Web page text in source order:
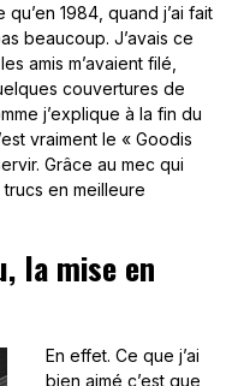
1984, quand j’ai fait
beaucoup. J’avais ce
amis m’avaient filé,
couvertures de
j’explique à la fin du
vraiment le « Goodis
Grâce au mec qui
trucs en meilleure
la mise en
En effet. Ce que j’ai
bien aimé c’est que